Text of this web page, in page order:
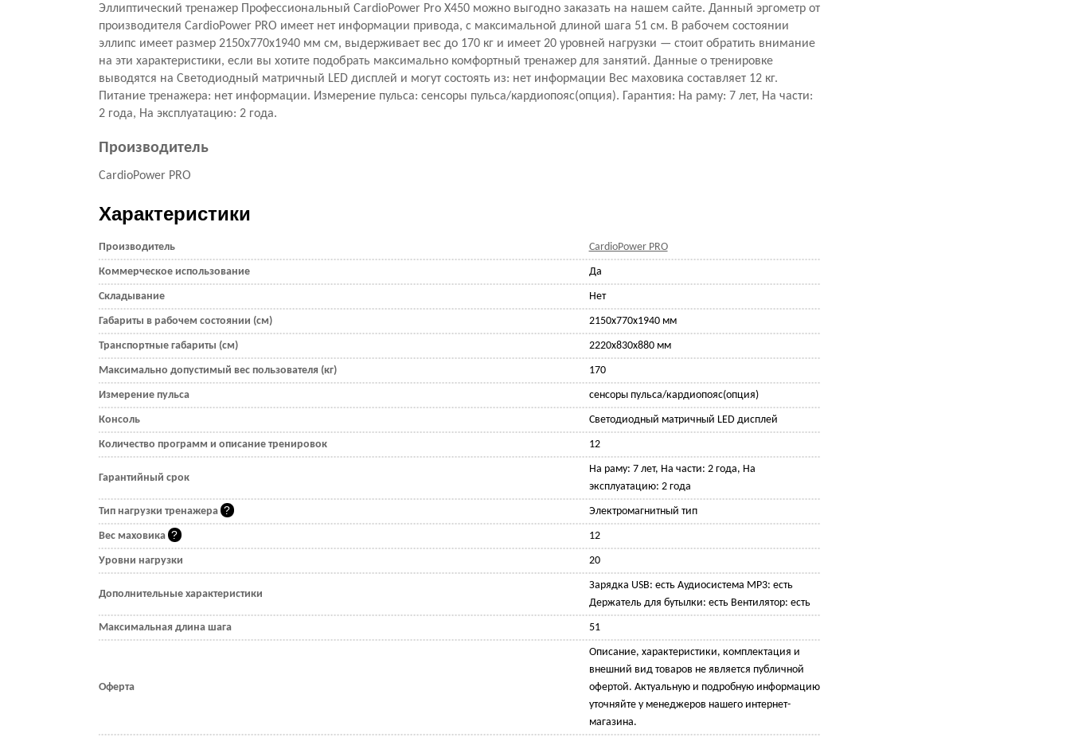
Эллиптический тренажер Профессиональный CardioPower Pro X450 можно выгодно заказать на нашем сайте. Данный эргометр от
производителя CardioPower PRO имеет нет информации привода, с максимальной длиной шага 51 см. В рабочем состоянии
эллипс имеет размер 2150x770x1940 мм см, выдерживает вес до 170 кг и имеет 20 уровней нагрузки — стоит обратить внимание
на эти характеристики, если вы хотите подобрать максимально комфортный тренажер для занятий. Данные о тренировке
выводятся на Светодиодный матричный LED дисплей и могут состоять из: нет информации Вес маховика составляет 12 кг.
Питание тренажера: нет информации. Измерение пульса: сенсоры пульса/кардиопояс(опция). Гарантия: На раму: 7 лет, На части:
2 года, На эксплуатацию: 2 года.
Производитель
CardioPower PRO
Характеристики
Производитель CardioPower PRO
Коммерческое использование Да
Складывание Нет
Габариты в рабочем состоянии (см) 2150x770x1940 мм
Транспортные габариты (см) 2220x830x880 мм
Максимально допустимый вес пользователя (кг) 170
Измерение пульса сенсоры пульса/кардиопояс(опция)
Консоль Светодиодный матричный LED дисплей
Количество программ и описание тренировок 12
Гарантийный срок
На раму: 7 лет, На части: 2 года, На
эксплуатацию: 2 года
Тип нагрузки тренажера Электромагнитный тип
Вес маховика 12
Уровни нагрузки 20
Дополнительные характеристики
Зарядка USB: есть Аудиосистема MP3: есть
Держатель для бутылки: есть Вентилятор: есть
Максимальная длина шага 51
Оферта
Описание, характеристики, комплектация и
внешний вид товаров не является публичной
офертой. Актуальную и подробную информацию
уточняйте у менеджеров нашего интернет-
магазина.